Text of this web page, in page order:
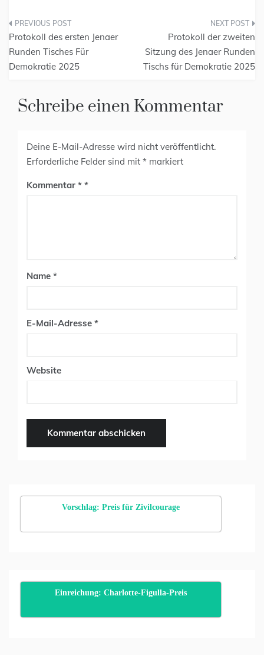
Protokoll des ersten Jenaer
Runden Tisches Für
Demokratie 2025
Protokoll der zweiten
Sitzung des Jenaer Runden
Tischs für Demokratie 2025
Schreibe einen Kommentar
Deine E-Mail-Adresse wird nicht veröffentlicht.
Erforderliche Felder sind mit * markiert
Kommentar *
Name *
E-Mail-Adresse *
Website
Vorschlag: Preis für Zivilcourage
Einreichung: Charlotte-Figulla-Preis